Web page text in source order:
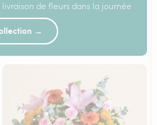
de fleurs dans la journée
→